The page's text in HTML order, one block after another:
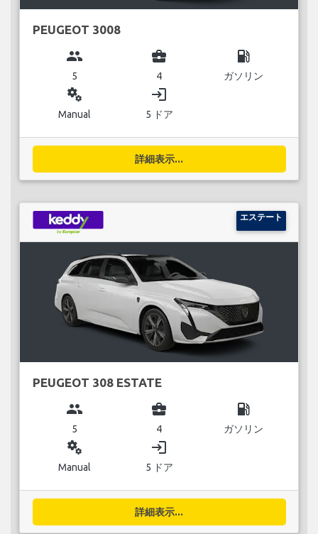
PEUGEOT 3008
group
5
business_center
4
local_gas_station
ガソリン
miscellaneous_services
Manual
login
5 ドア
詳細表示...
エステート
PEUGEOT 308 ESTATE
group
5
business_center
4
local_gas_station
ガソリン
miscellaneous_services
Manual
login
5 ドア
詳細表示...